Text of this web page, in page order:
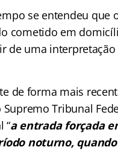
se entendeu que
cometido em
de uma
de forma mais
Tribunal
“aentrada forçada
noturno,